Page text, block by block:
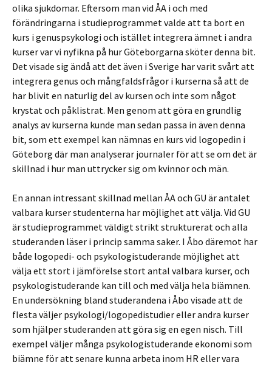
olika sjukdomar. Eftersom man vid ÅA i och med
förändringarna i studieprogrammet valde att ta bort en
kurs i genuspsykologi och istället integrera ämnet i andra
kurser var vi nyfikna på hur Göteborgarna sköter denna bit.
Det visade sig ändå att det även i Sverige har varit svårt att
integrera genus och mångfaldsfrågor i kurserna så att de
har blivit en naturlig del av kursen och inte som något
krystat och påklistrat. Men genom att göra en grundlig
analys av kurserna kunde man sedan passa in även denna
bit, som ett exempel kan nämnas en kurs vid logopedin i
Göteborg där man analyserar journaler för att se om det är
skillnad i hur man uttrycker sig om kvinnor och män.
En annan intressant skillnad mellan ÅA och GU är antalet
valbara kurser studenterna har möjlighet att välja. Vid GU
är studieprogrammet väldigt strikt strukturerat och alla
studeranden läser i princip samma saker. I Åbo däremot har
både logopedi- och psykologistuderande möjlighet att
välja ett stort i jämförelse stort antal valbara kurser, och
psykologistuderande kan till och med välja hela biämnen.
En undersökning bland studerandena i Åbo visade att de
flesta väljer psykologi/logopedistudier eller andra kurser
som hjälper studeranden att göra sig en egen nisch. Till
exempel väljer många psykologistuderande ekonomi som
biämne för att senare kunna arbeta inom HR eller vara